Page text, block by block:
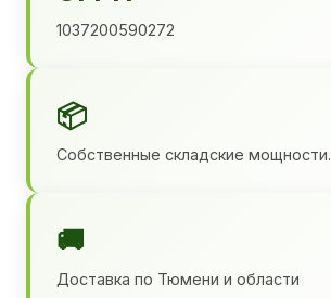
1037200590272
📦
Собственные складские мощности.
🚚
Доставка по Тюмени и области